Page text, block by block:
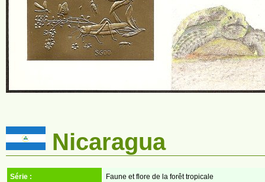
Nicaragua
Série : Faune et flore de la forêt tropicale